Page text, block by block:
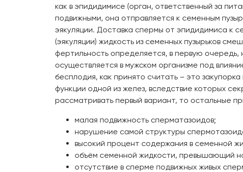
как в эпидидимисе (орган, ответственный за
подвижными, она отправляется к семенным
эякуляции. Доставка спермы от эпидидимиса к
(эякуляции) жидкость из семенных пузырьков
фертильность определяется, в первую
осуществляется в мужском организме под
бесплодия, как принято считать – это
функции одной из желез, вследствие которых
рассматривать первый вариант, то остальные
малая подвижность сперматазоидов;
нарушение самой структуры
высокий процент содержания в семенной
объём семенной жидкости, превышающий
отсутствие в сперме подвижных живых